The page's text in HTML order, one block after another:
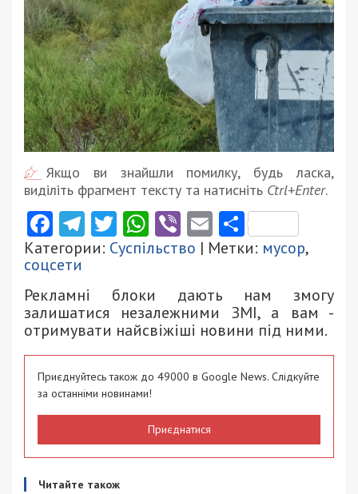
Якщо ви знайшли помилку, будь ласка,
виділіть фрагмент тексту та натисніть Ctrl+Enter.
Facebook
Telegram
Twitter
WhatsApp
ViberEmail
Категории: Суспільство | Метки: мусор,
соцсети
Рекламні блоки дають нам змогу
залишатися незалежними ЗМІ, а вам -
отримувати найсвіжіші новини під ними.
Приєднуйтесь також до 49000 в Google News. Слідкуйте
за останніми новинами!
Приєднатися
Читайте також